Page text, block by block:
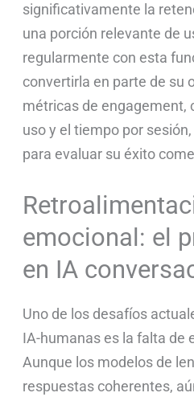
significativamente la
una porción relevante de
regularmente con esta
convertirla en parte de su
métricas de engagement,
uso y el tiempo por
para evaluar su éxito
emocional: el
en IA
Uno de los desafíos
IA-humanas es la falta de
Aunque los modelos de
respuestas coherentes,